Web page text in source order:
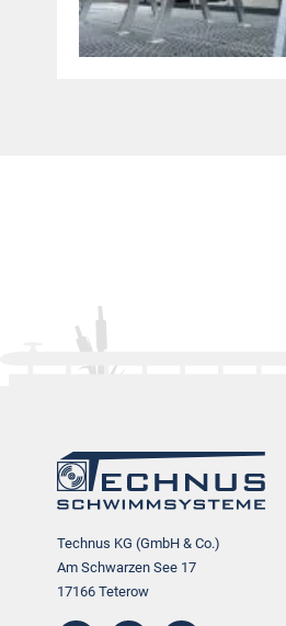
Technus KG (GmbH & Co.)
Am Schwarzen See 17
17166 Teterow